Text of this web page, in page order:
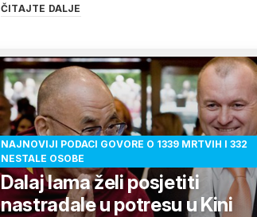
ČITAJTE DALJE
NAJNOVIJI PODACI GOVORE O 1339 MRTVIH I 332
NESTALE OSOBE
Dalaj lama želi posjetiti
nastradale u potresu u Kini